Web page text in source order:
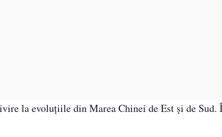
la evoluțiile din Marea Chinei de Est și de Sud.